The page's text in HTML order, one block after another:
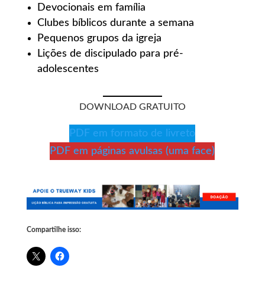
Devocionais em família
Clubes bíblicos durante a semana
Pequenos grupos da igreja
Lições de discipulado para pré-
adolescentes
DOWNLOAD GRATUITO
PDF em formato de livreto
PDF em páginas avulsas (uma face)
Compartilhe isso: